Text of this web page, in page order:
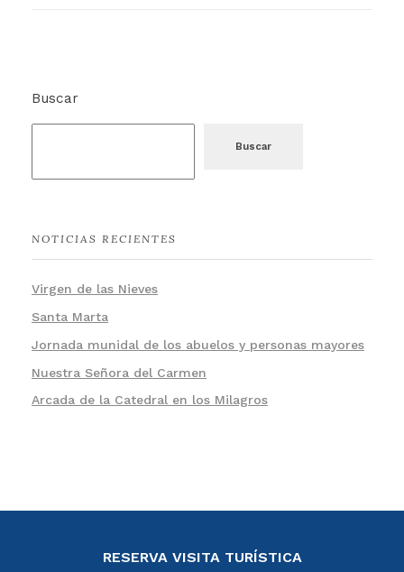
Buscar
Buscar
NOTICIAS RECIENTES
Virgen de las Nieves
Santa Marta
Jornada munidal de los abuelos y personas mayores
Nuestra Señora del Carmen
Arcada de la Catedral en los Milagros
RESERVA VISITA TURÍSTICA